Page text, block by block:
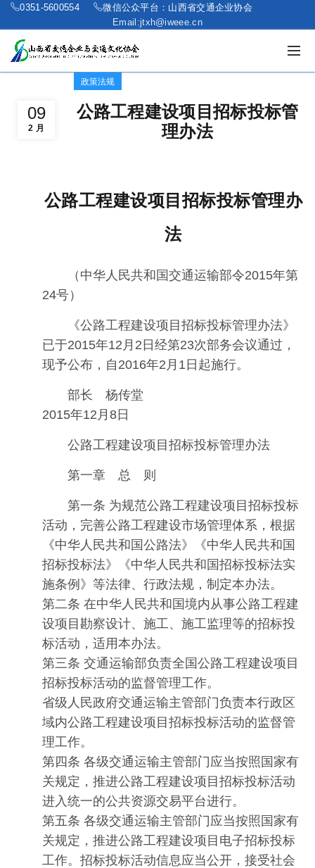
0351-5600554
微信公众平台：山西省交通企业协会
Email:jtxh@iweee.cn
09
2 月
政策法规
公路工程建设项目招标投标管
理办法
公路工程建设项目招标投标管理办
法
（中华人民共和国交通运输部令2015年第
24号）
《公路工程建设项目招标投标管理办法》
已于2015年12月2日经第23次部务会议通过，
现予公布，自2016年2月1日起施行。
部长 杨传堂
2015年12月8日
公路工程建设项目招标投标管理办法
第一章 总 则
第一条 为规范公路工程建设项目招标投标
活动，完善公路工程建设市场管理体系，根据
《中华人民共和国公路法》《中华人民共和国
招标投标法》《中华人民共和国招标投标法实
施条例》等法律、行政法规，制定本办法。
第二条 在中华人民共和国境内从事公路工程建
设项目勘察设计、施工、施工监理等的招标投
标活动，适用本办法。
第三条 交通运输部负责全国公路工程建设项目
招标投标活动的监督管理工作。
省级人民政府交通运输主管部门负责本行政区
域内公路工程建设项目招标投标活动的监督管
理工作。
第四条 各级交通运输主管部门应当按照国家有
关规定，推进公路工程建设项目招标投标活动
进入统一的公共资源交易平台进行。
第五条 各级交通运输主管部门应当按照国家有
关规定，推进公路工程建设项目电子招标投标
工作。招标投标活动信息应当公开，接受社会